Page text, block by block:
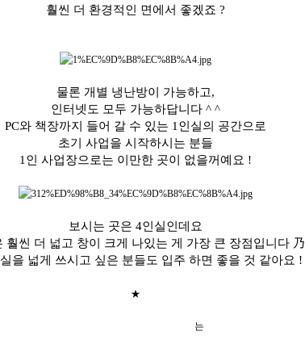
훨씬 더 환경적인 면에서 좋겠죠 ?
물론 개별 냉난방이 가능하고,
인터넷도 모두 가능하답니다 ^ ^
PC와 책장까지 들어 갈 수 있는 1인실의 공간으로
초기 사업을 시작하시는 분들
1인 사업장으로는 이만한 곳이 없을꺼예요 !
보시는 곳은 4인실인데요
훨씬 더 넓고 창이 크게 나있는 게 가장 큰 장점입니다 乃
을 넓게 쓰시고 싶은 분들도 입주 하면 좋을 것 같아요 !
★
는